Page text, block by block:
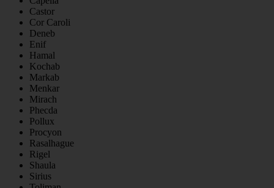
Castor
Cor Caroli
Deneb
Enif
Hamal
Kochab
Markab
Menkar
Mirach
Phecda
Pollux
Procyon
Rasalhague
Rigel
Shaula
Sirius